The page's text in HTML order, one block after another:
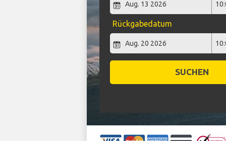
Rückgabedatum
SUCHEN